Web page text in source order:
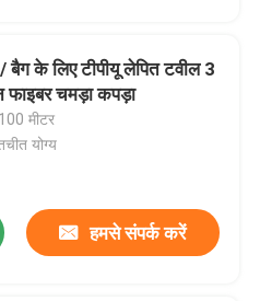
बैग के लिए टीपीयू लेपित टवील 3
फाइबर चमड़ा कपड़ा
मीटर
योग्य
हमसे संपर्क करें